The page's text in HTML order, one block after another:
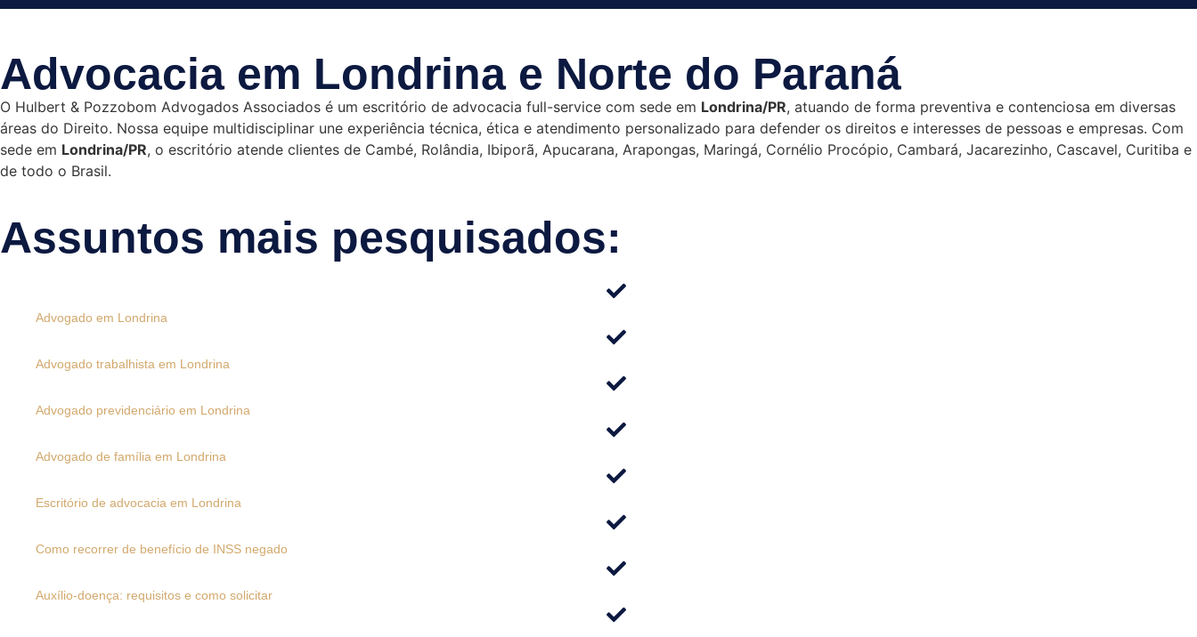
Advocacia em Londrina e Norte do Paraná
O Hulbert & Pozzobom Advogados Associados é um escritório de advocacia full-service com sede em Londrina/PR, atuando de forma preventiva e contenciosa em diversas
áreas do Direito. Nossa equipe multidisciplinar une experiência técnica, ética e atendimento personalizado para defender os direitos e interesses de pessoas e empresas. Com
sede em Londrina/PR, o escritório atende clientes de Cambé, Rolândia, Ibiporã, Apucarana, Arapongas, Maringá, Cornélio Procópio, Cambará, Jacarezinho, Cascavel, Curitiba e
de todo o Brasil.
Assuntos mais pesquisados:
Advogado em Londrina
Advogado trabalhista em Londrina
Advogado previdenciário em Londrina
Advogado de família em Londrina
Escritório de advocacia em Londrina
Como recorrer de benefício de INSS negado
Auxílio-doença: requisitos e como solicitar